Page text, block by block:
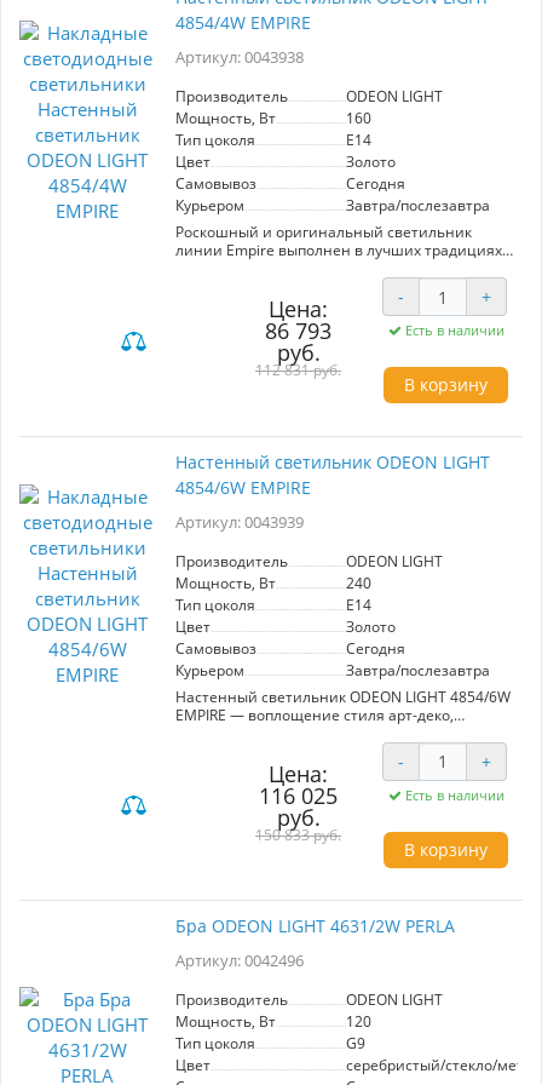
Встроенный светодиод (LED) гарантирует
Отличный выбор для создания комфортной
4854/4W EMPIRE
Артикул: 0043938
Производитель
ODEON LIGHT
Мощность, Вт
160
Тип цоколя
E14
Цвет
Золото
Самовывоз
Сегодня
Курьером
Завтра/послезавтра
Роскошный и оригинальный светильник
линии Empire выполнен в лучших традициях
большой размер, богатая детализация и
красивое сочетание материалов. Чередование
металлических трубочек из полированного
металла и высококачественного стекла делает
рассеивание света равномерным и мягким.
Сбоку на металлической делали наносится
аккуратная гравировка с фирменным
светильника Empire создан подчеркнуть
роскошь интерьера. Особенно красиво
светильник будет смотреться в просторных
залах с вертикальными формами отделки, во
Цена:
86 793
руб.
112 831 руб.
- +
Есть в наличии
В корзину
Настенный светильник ODEON LIGHT
4854/6W EMPIRE
Артикул: 0043939
Производитель
ODEON LIGHT
Мощность, Вт
240
Тип цоколя
E14
Цвет
Золото
Самовывоз
Сегодня
Курьером
Завтра/послезавтра
Настенный светильник ODEON LIGHT 4854/6W
EMPIRE — воплощение стиля арт-деко,
артикулом 43939, этот светильник гармонично
сочетает в себе полированные металлические
трубочки и высококачественное стекло,
создавая мягкое и равномерное рассеивание
света. Его крупный размер (длина 210 см) и
уникальная форма в сочетании с золотистым
оттенком подчеркивают изысканность
гравировку на металлической основе, которая
LIGHT. Мощность 240 Вт и напряжение 220V
делают этот светильник идеальным
решением для просторных залов и входных
вашего интерьера, выделяясь элегантностью
и утонченностью. Подчеркните стиль и
изящество вашего пространства с этим
великолепным светильником!
Цена:
116 025
руб.
150 833 руб.
- +
Есть в наличии
В корзину
Бра ODEON LIGHT 4631/2W PERLA
Артикул: 0042496
Производитель
ODEON LIGHT
Мощность, Вт
120
Тип цоколя
G9
Цвет
серебристый/стекло/